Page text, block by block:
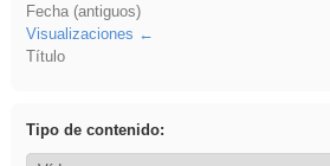
Fecha (antiguos)
Visualizaciones
Título
Tipo de contenido: